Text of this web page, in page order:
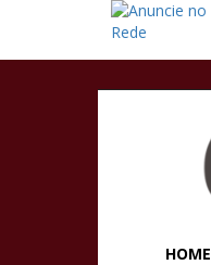
HOME